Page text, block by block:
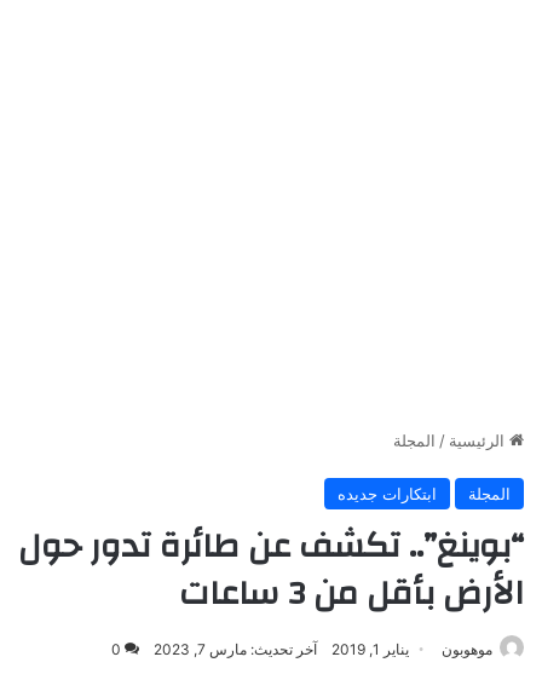
الرئيسية / المجلة
المجلة ابتكارات جديده
“بوينغ”.. تكشف عن طائرة تدور حول
الأرض بأقل من 3 ساعات
موهوبون يناير 1, 2019 آخر تحديث: مارس 7, 2023 0